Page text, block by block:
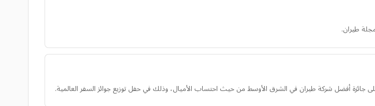
طيران.
أفضل شركة طيران في الشرق الأوسط من حيث احتساب الأميال، وذلك في حفل توزيع جوائز السفر العالمية.